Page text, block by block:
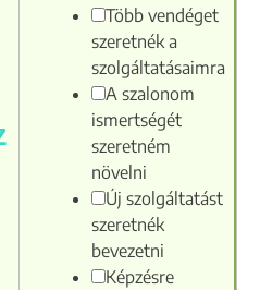
Több vendéget
szeretnék a
szolgáltatásaimra
A szalonom
ismertségét
szeretném
növelni
Új szolgáltatást
szeretnék
bevezetni
Képzésre